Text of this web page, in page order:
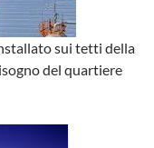
sui tetti della
del quartiere